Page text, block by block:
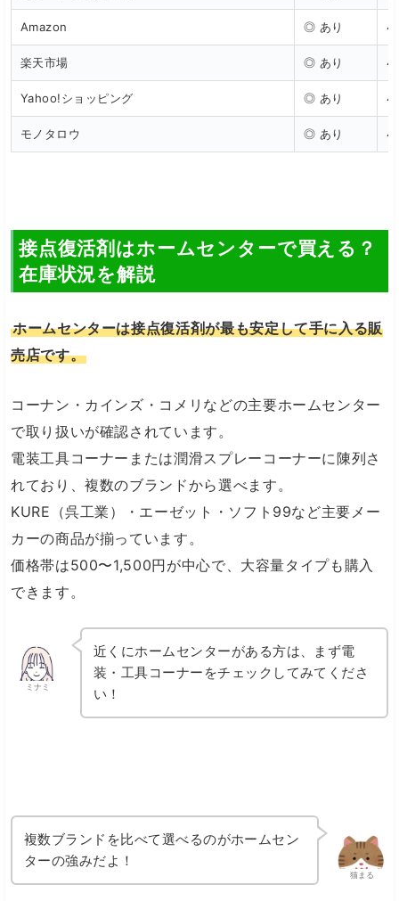
Amazon ◎ あり
楽天市場 ◎ あり
Yahoo!ショッピング ◎ あり
モノタロウ ◎ あり
接点復活剤はホームセンターで買える？
在庫状況を解説
ホームセンターは接点復活剤が最も安定して手に入る販
売店です。
コーナン・カインズ・コメリなどの主要ホームセンター
で取り扱いが確認されています。
電装工具コーナーまたは潤滑スプレーコーナーに陳列さ
れており、複数のブランドから選べます。
KURE（呉工業）・エーゼット・ソフト99など主要メー
カーの商品が揃っています。
価格帯は500〜1,500円が中心で、大容量タイプも購入
できます。
ミナミ
近くにホームセンターがある方は、まず電
装・工具コーナーをチェックしてみてくださ
い！
猫まる
複数ブランドを比べて選べるのがホームセン
ターの強みだよ！